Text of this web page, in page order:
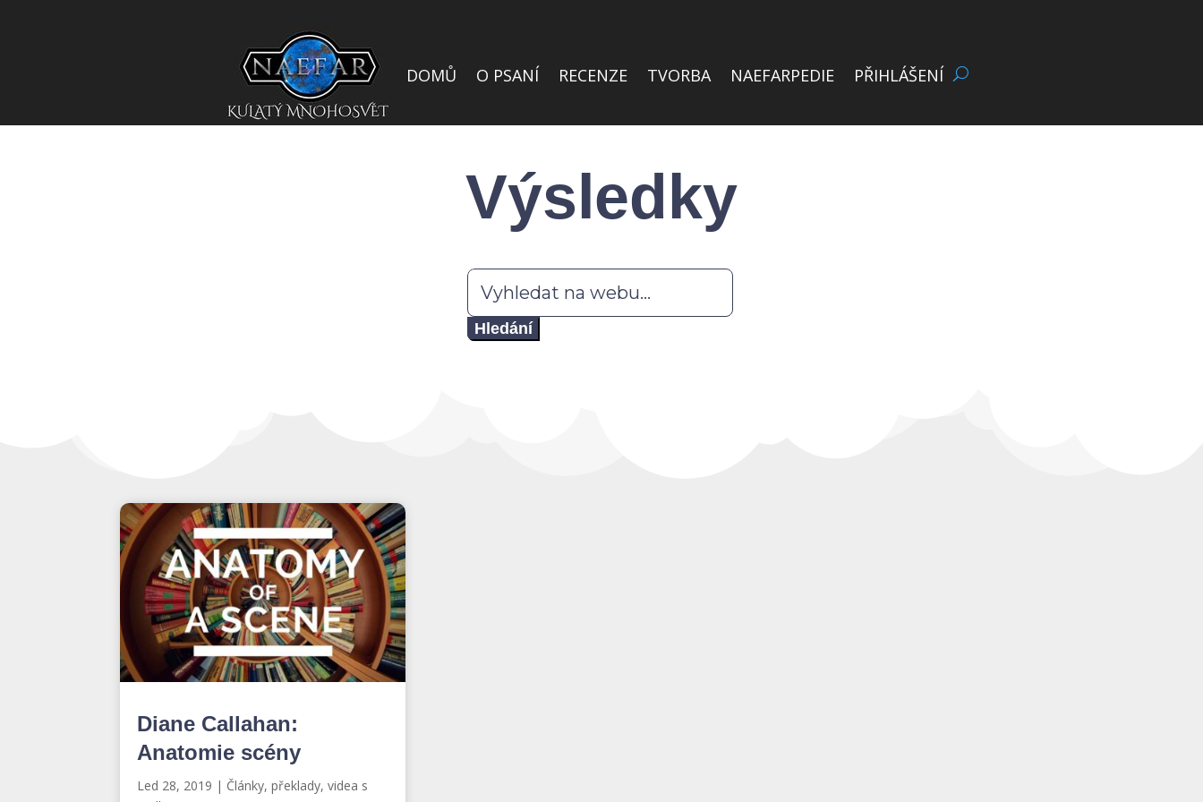
DOMŮ O PSANÍ RECENZE TVORBA NAEFARPEDIE PŘIHLÁŠENÍ
Výsledky
Hledat:
Diane Callahan:
Anatomie scény
Led 28, 2019 | Články, překlady, videa s